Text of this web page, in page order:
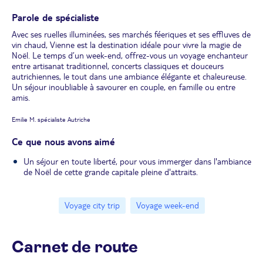
Parole de spécialiste
Avec ses ruelles illuminées, ses marchés féeriques et ses effluves de
vin chaud, Vienne est la destination idéale pour vivre la magie de
Noël. Le temps d’un week-end, offrez-vous un voyage enchanteur
entre artisanat traditionnel, concerts classiques et douceurs
autrichiennes, le tout dans une ambiance élégante et chaleureuse.
Un séjour inoubliable à savourer en couple, en famille ou entre
amis.
Emilie M. spécialiste Autriche
Ce que nous avons aimé
Un séjour en toute liberté, pour vous immerger dans l'ambiance
de Noël de cette grande capitale pleine d'attraits.
Voyage city trip Voyage week-end
Carnet de route